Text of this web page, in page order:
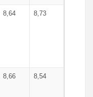
8,64 8,73
8,66 8,54